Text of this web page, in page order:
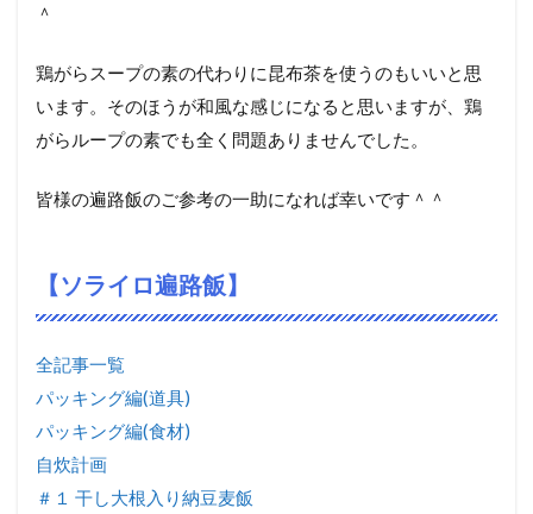
＾
鶏がらスープの素の代わりに昆布茶を使うのもいいと思
います。そのほうが和風な感じになると思いますが、鶏
がらループの素でも全く問題ありませんでした。
皆様の遍路飯のご参考の一助になれば幸いです＾＾
【ソライロ遍路飯】
全記事一覧
パッキング編(道具)
パッキング編(食材)
自炊計画
＃１ 干し大根入り納豆麦飯